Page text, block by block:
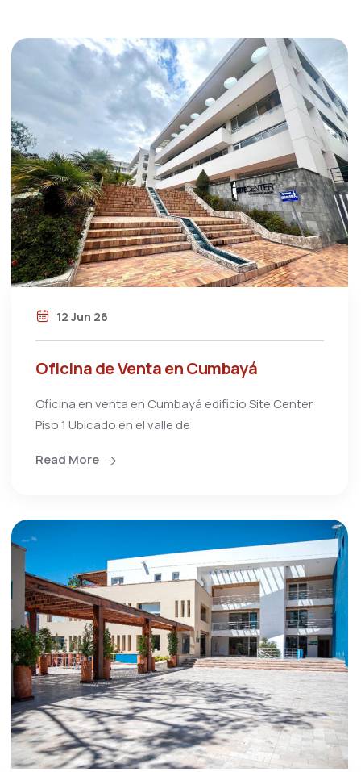
12 Jun 26
Oficina de Venta en Cumbayá
Oficina en venta en Cumbayá edificio Site Center
Piso 1 Ubicado en el valle de
Read More